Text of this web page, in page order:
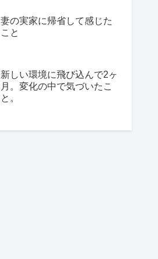
妻の実家に帰省して感じた
こと
新しい環境に飛び込んで2ヶ
月。変化の中で気づいたこ
と。